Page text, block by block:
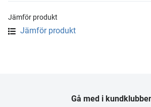
Jämför produkt
Jämför produkt
Gå med i